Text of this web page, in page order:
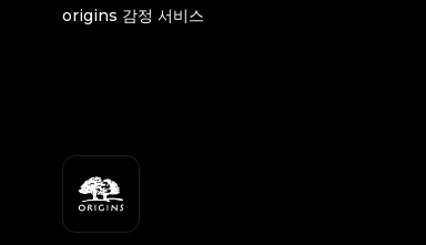
origins 감정 서비스